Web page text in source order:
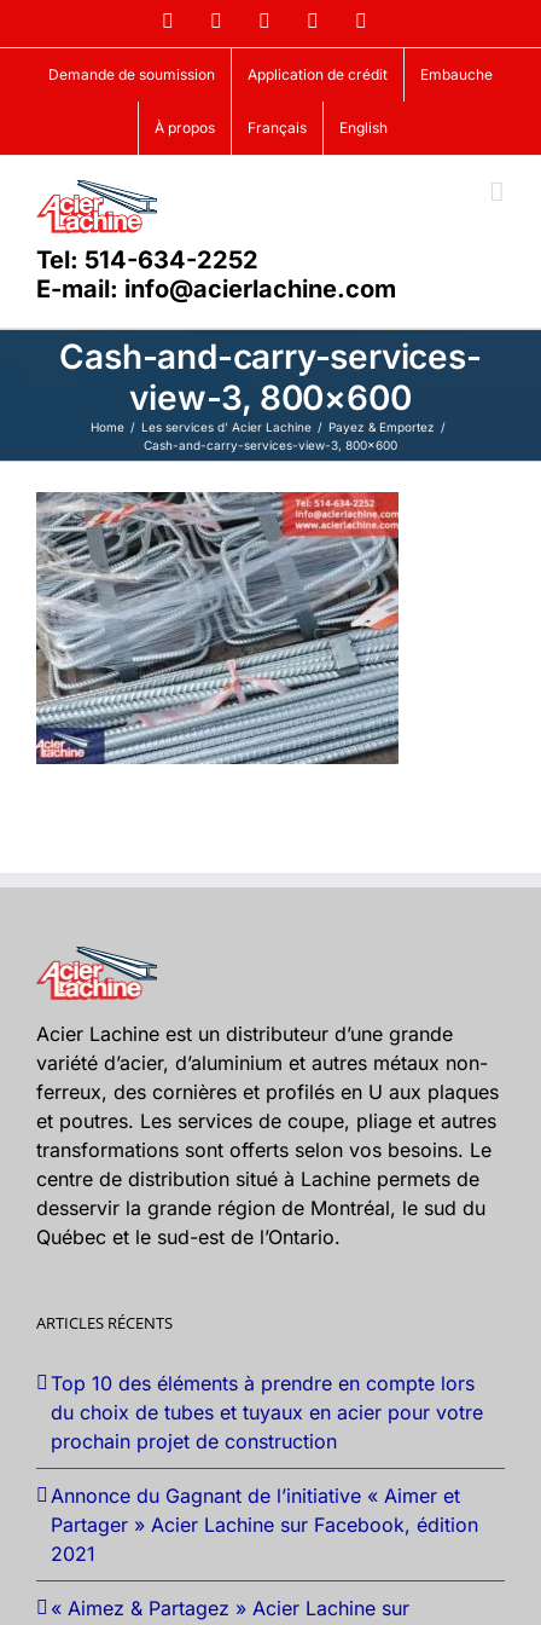
to
content
FacebookLinkedIn YouTube
Demande de soumission Application de crédit Embauche
À propos Français English
Tel: 514-634-2252
E-mail: info@acierlachine.com
Cash-and-carry-services-
view-3, 800×600
Home Les services d’ Acier Lachine
Payez & Emportez
Cash-and-carry-services-view-3, 800×600
Acier Lachine est un distributeur d’une grande
variété d’acier, d’aluminium et autres métaux non-
ferreux, des cornières et profilés en U aux plaques
et poutres. Les services de coupe, pliage et autres
transformations sont offerts selon vos besoins. Le
centre de distribution situé à Lachine permets de
desservir la grande région de Montréal, le sud du
Québec et le sud-est de l’Ontario.
ARTICLES RÉCENTS
Top 10 des éléments à prendre en compte lors
du choix de tubes et tuyaux en acier pour votre
prochain projet de construction
Annonce du Gagnant de l’initiative « Aimer et
Partager » Acier Lachine sur Facebook, édition
2021
« Aimez & Partagez » Acier Lachine sur